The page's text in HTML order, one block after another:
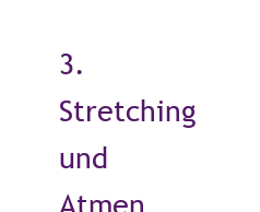
3.
Stretching
und
Atmen